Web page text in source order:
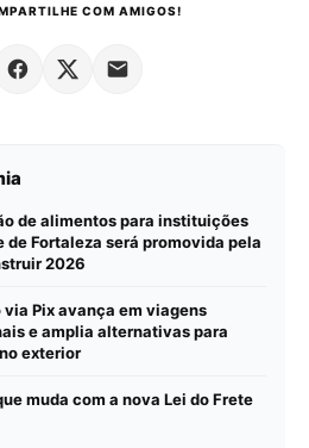
COM AMIGOS!
de alimentos para instituições
de Fortaleza será promovida pela
2026
via Pix avança em viagens
e amplia alternativas para
exterior
muda com a nova Lei do Frete